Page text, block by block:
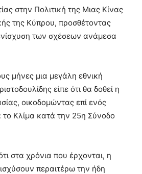
στην Πολιτική της Μιας Κίνας
της Κύπρου, προσθέτοντας
των σχέσεων ανάμεσα
μήνες μια μεγάλη εθνική
είπε ότι θα δοθεί η
οικοδομώντας επί ενός
το Κλίμα κατά την 25η Σύνοδο
στα χρόνια που έρχονται, η
περαιτέρω την ήδη